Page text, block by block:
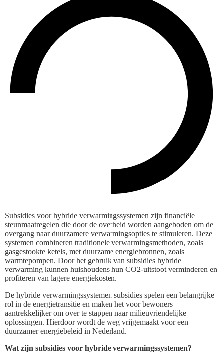
Subsidies voor hybride verwarmingssystemen zijn financiële
steunmaatregelen die door de overheid worden aangeboden om de
overgang naar duurzamere verwarmingsopties te stimuleren. Deze
systemen combineren traditionele verwarmingsmethoden, zoals
gasgestookte ketels, met duurzame energiebronnen, zoals
warmtepompen. Door het gebruik van subsidies hybride
verwarming kunnen huishoudens hun CO2-uitstoot verminderen en
profiteren van lagere energiekosten.
De hybride verwarmingssystemen subsidies spelen een belangrijke
rol in de energietransitie en maken het voor bewoners
aantrekkelijker om over te stappen naar milieuvriendelijke
oplossingen. Hierdoor wordt de weg vrijgemaakt voor een
duurzamer energiebeleid in Nederland.
Wat zijn subsidies voor hybride verwarmingssystemen?